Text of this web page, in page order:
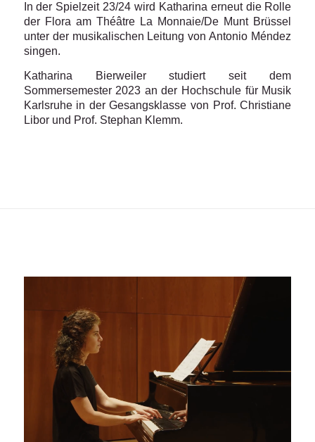
In der Spielzeit 23/24 wird Katharina erneut die Rolle
der Flora am Théâtre La Monnaie/De Munt Brüssel
unter der musikalischen Leitung von Antonio Méndez
singen.
Katharina Bierweiler studiert seit dem
Sommersemester 2023 an der Hochschule für Musik
Karlsruhe in der Gesangsklasse von Prof. Christiane
Libor und Prof. Stephan Klemm.